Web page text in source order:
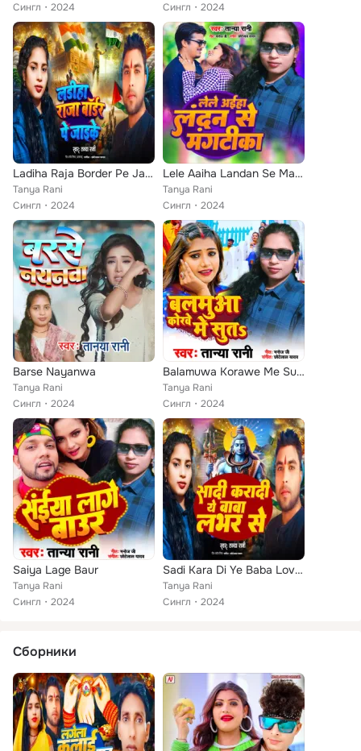
Сингл
2024
Сингл
2024
Ladiha Raja Border Pe Jai Ke
Tanya Rani
Сингл
2024
Lele Aaiha Landan Se Mangtika
Tanya Rani
Сингл
2024
Barse Nayanwa
Tanya Rani
Сингл
2024
Balamuwa Korawe Me Suta
Tanya Rani
Сингл
2024
Saiya Lage Baur
Tanya Rani
Сингл
2024
Sadi Kara Di Ye Baba Lover Se
Tanya Rani
Сингл
2024
Сборники